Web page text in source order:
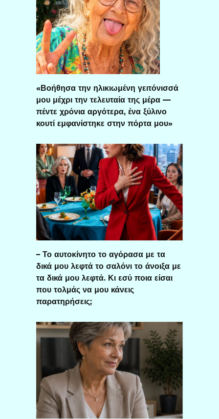
«Βοήθησα την ηλικιωμένη γειτόνισσά
μου μέχρι την τελευταία της μέρα —
πέντε χρόνια αργότερα, ένα ξύλινο
κουτί εμφανίστηκε στην πόρτα μου»
– Το αυτοκίνητο το αγόρασα με τα
δικά μου λεφτά το σαλόνι το άνοιξα με
τα δικά μου λεφτά. Κι εσύ ποια είσαι
που τολμάς να μου κάνεις
παρατηρήσεις;